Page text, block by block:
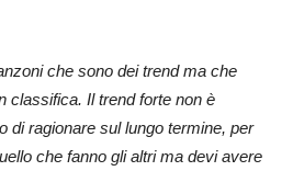
che sono dei trend ma che
classifica. Il trend forte non è
di ragionare sul lungo termine, per
che fanno gli altri ma devi avere